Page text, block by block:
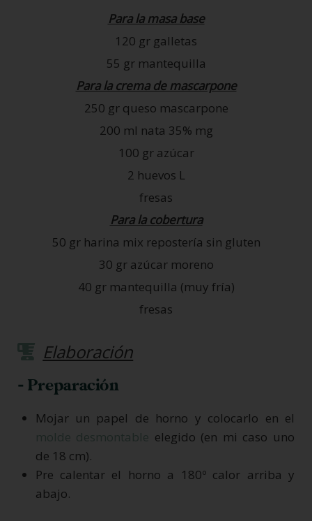
Para la masa base
120 gr galletas
55 gr mantequilla
Para la crema de mascarpone
250 gr queso mascarpone
200 ml nata 35% mg
100 gr azúcar
2 huevos L
fresas
Para la cobertura
50 gr harina mix repostería sin gluten
30 gr azúcar moreno
40 gr mantequilla (muy fría)
fresas
Elaboración
- Preparación
Mojar un papel de horno y colocarlo en el
molde desmontable elegido (en mi caso uno
de 18 cm).
Pre calentar el horno a 180º calor arriba y
abajo.